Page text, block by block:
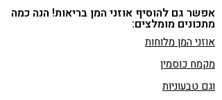
אפשר גם להוסיף אוזני המן בריאות! הנה כמה
מתכונים מומלצים:
אוזני המן מלוחות
מקמח כוסמין
וגם טבעוניות